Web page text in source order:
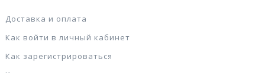
Доставка и оплата
Как войти в личный кабинет
Как зарегистрироваться